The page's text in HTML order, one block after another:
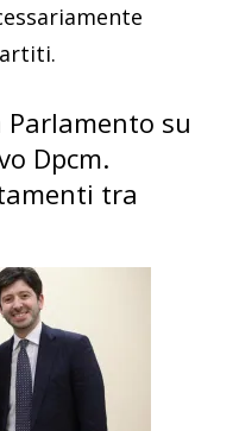
Parlamento su
Dpcm.
tra